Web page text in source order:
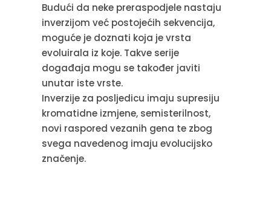
Budući da neke preraspodjele nastaju
inverzijom već postojećih sekvencija,
moguće je doznati koja je vrsta
evoluirala iz koje. Takve serije
događaja mogu se također javiti
unutar iste vrste.
Inverzije za posljedicu imaju supresiju
kromatidne izmjene, semisterilnost,
novi raspored vezanih gena te zbog
svega navedenog imaju evolucijsko
značenje.